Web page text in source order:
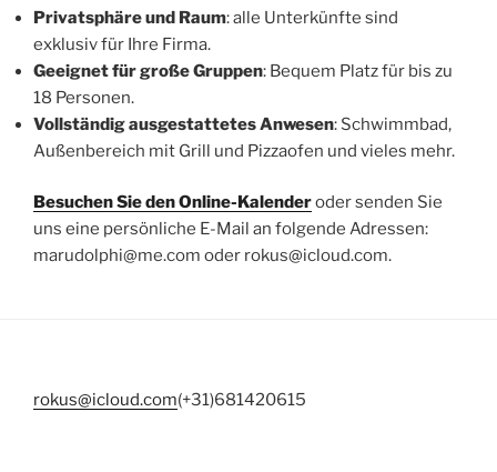
Privatsphäre und Raum: alle Unterkünfte sind
exklusiv für Ihre Firma.
Geeignet für große Gruppen: Bequem Platz für bis zu
18 Personen.
Vollständig ausgestattetes Anwesen: Schwimmbad,
Außenbereich mit Grill und Pizzaofen und vieles mehr.
Besuchen Sie den Online-Kalenderoder senden Sie
uns eine persönliche E-Mail an folgende Adressen:
marudolphi@me.com oder rokus@icloud.com.
rokus@icloud.com(+31)681420615